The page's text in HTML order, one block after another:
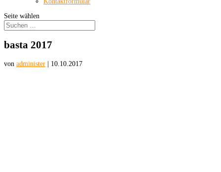
Seite wählen
basta 2017
von administer 10.10.2017